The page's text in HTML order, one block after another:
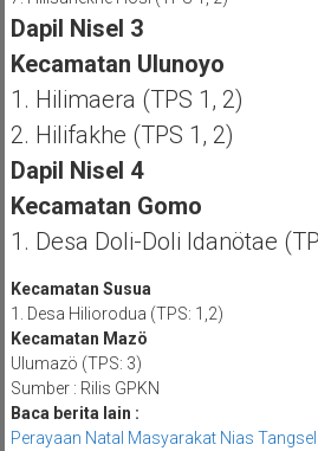
Dapil Nisel 3
Kecamatan Ulunoyo
1. Hilimaera (TPS 1, 2)
2. Hilifakhe (TPS 1, 2)
Dapil Nisel 4
Kecamatan Gomo
1. Desa Doli-Doli Idanötae
Kecamatan Susua
1. Desa Hiliorodua (TPS: 1,2)
Kecamatan Mazö
Ulumazö (TPS: 3)
Sumber : Rilis GPKN
Baca berita lain :
Perayaan Natal Masyarakat Nias